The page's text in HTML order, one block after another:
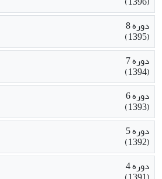
دوره 8
(1395)
دوره 7
(1394)
دوره 6
(1393)
دوره 5
(1392)
دوره 4